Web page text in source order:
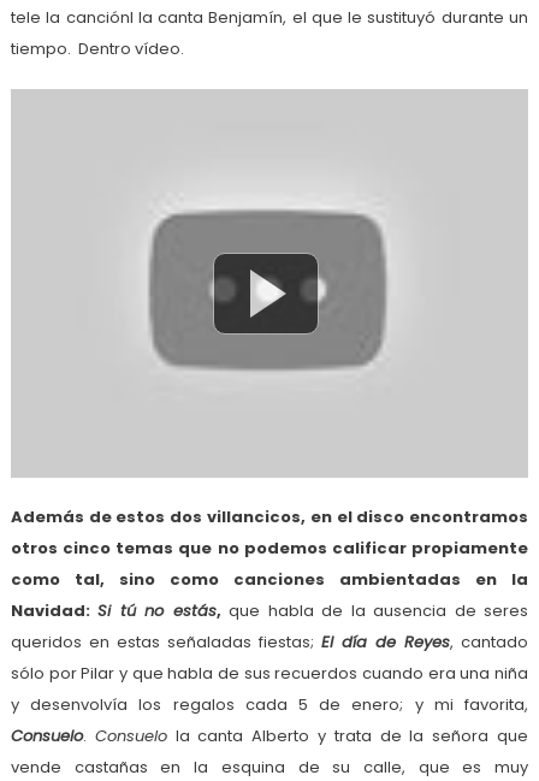
tele la canciónl la canta Benjamín, el que le sustituyó durante un
tiempo. Dentro vídeo.
Además de estos dos villancicos, en el disco encontramos
otros cinco temas que no podemos calificar propiamente
como tal, sino como canciones ambientadas en la
Navidad:Si tú no estás, que habla de la ausencia de seres
queridos en estas señaladas fiestas;El día de Reyes, cantado
sólo por Pilar y que habla de sus recuerdos cuando era una niña
y desenvolvía los regalos cada 5 de enero; y mi favorita,
Consuelo. Consuelola canta Alberto y trata de la señora que
vende castañas en la esquina de su calle, que es muy